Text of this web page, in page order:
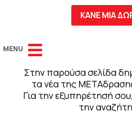
ΚΑΝΕ ΜΙΑ
Στην παρούσα σελίδα
τα νέα της
Για την εξυπηρέτησή
την